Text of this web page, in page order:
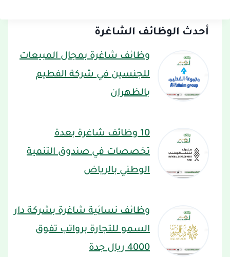
أحدث الوظائف الشاغرة
وظائف شاغرة بمجال المبيعات
للجنسين في شركة الفطيم
بالظهران
10 وظائف شاغرة بعدة
تخصصات في صندوق التنمية
الوطني بالرياض
وظائف نسائية شاغرة بشركة دار
السمو للتجارة برواتب تفوق
4000 ريال جدة